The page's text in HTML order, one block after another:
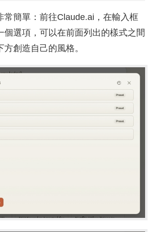
常簡單：前往Claude.ai，在輸入框
個選項，可以在前面列出的樣式之間
創造自己的風格。